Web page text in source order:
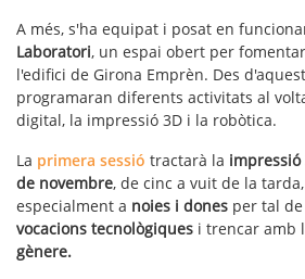
A més, s'ha equipat i posat en
Laboratori, un espai obert per
l'edifici de Girona Emprèn. Des
programaran diferents activitats al
digital, la impressió 3D i la robòtica.
La primera sessió tractarà la impressió
de novembre, de cinc a vuit de la
especialment a noies i dones per tal de
vocacions tecnològiques i trencar amb
gènere.